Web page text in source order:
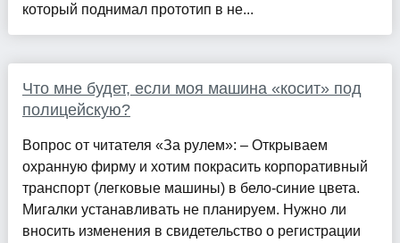
который поднимал прототип в не...
Что мне будет, если моя машина «косит» под
полицейскую?
Вопрос от читателя «За рулем»: – Открываем
охранную фирму и хотим покрасить корпоративный
транспорт (легковые машины) в бело-синие цвета.
Мигалки устанавливать не планируем. Нужно ли
вносить изменения в свидетельство о регистрации